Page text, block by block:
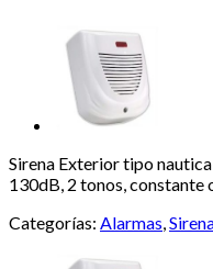
Sirena Exterior tipo
130dB, 2 tonos, constante
Categorías: Alarmas